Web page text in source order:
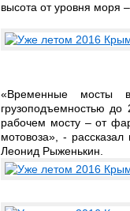
высота от уровня моря
«Временные мосты
грузоподъемностью
рабочем мосту – от
мотовоза», -
Леонид Рыженькин.